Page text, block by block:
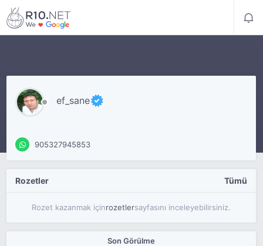
ef_sane
905327945853
Rozetler Tümü
Rozet kazanmak içinrozetlersayfasını inceleyebilirsiniz.
Son Görülme